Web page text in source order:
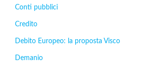
Conti pubblici
Credito
Debito Europeo: la proposta Visco
Demanio